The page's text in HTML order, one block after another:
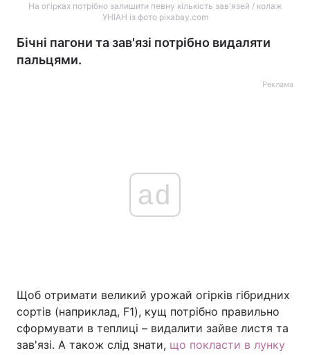
На огірках потрібно залишити певну кількість зав'язей / колаж
УНІАН із фото pixabay.com
Бічні пагони та зав'язі потрібно видаляти
пальцями.
Реклама
ad
Щоб отримати великий урожай огірків гібридних
сортів (наприклад, F1), кущ потрібно правильно
сформувати в теплиці – видалити зайве листя та
зав'язі. А також слід знати, що покласти в лунку